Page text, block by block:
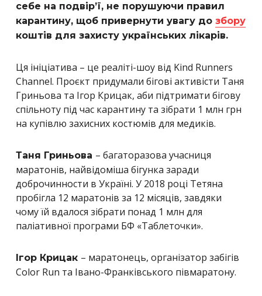
себе на подвір’ї, не порушуючи правил
карантину, щоб привернути увагу до збору
коштів для захисту українських лікарів.
Ця ініціатива – це реаліті-шоу від Kind Runners
Channel. Проєкт придумали бігові активісти Таня
Гриньова та Ігор Крицак, аби підтримати бігову
спільноту під час карантину та зібрати 1 млн грн
на купівлю захисних костюмів для медиків.
Таня Гриньова – багаторазова учасниця
маратонів, найвідоміша бігунка заради
доброчинности в Україні. У 2018 році Тетяна
пробігла 12 маратонів за 12 місяців, завдяки
чому їй вдалося зібрати понад 1 млн для
паліативної програми БФ «Таблеточки».
Ігор Крицак – маратонець, організатор забігів
Color Run та Івано-Франківського півмаратону.